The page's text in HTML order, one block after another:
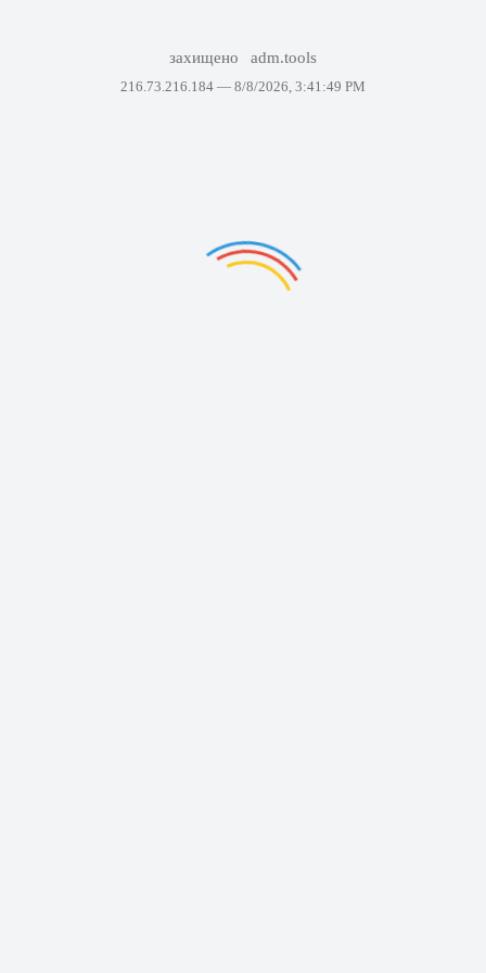
захищено adm.tools
216.73.216.184 — 8/8/2026, 3:41:49 PM